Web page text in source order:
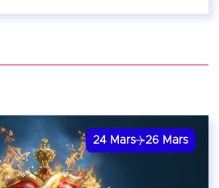
24 Mars 26 Mars